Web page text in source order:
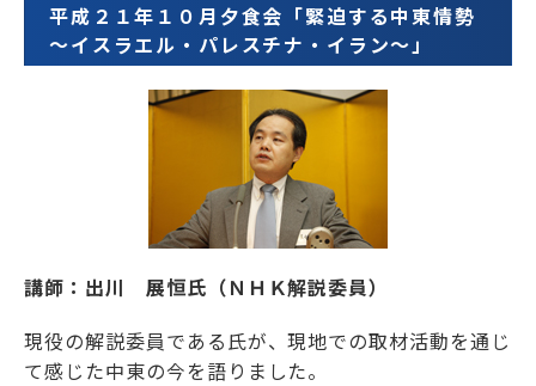
平成２１年１０月夕食会「緊迫する中東情勢
～イスラエル・パレスチナ・イラン～」
講師：出川 展恒氏（ＮＨＫ解説委員）
現役の解説委員である氏が、現地での取材活動を通じ
て感じた中東の今を語りました。